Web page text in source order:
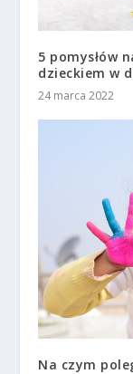
5 pomysłów
dzieckiem w
24 marca 2022
Na czym